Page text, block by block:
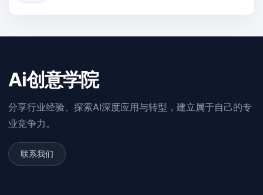
Ai创意学院
分享行业经验、探索AI深度应用与转型，建立属于自己的专
业竞争力。
联系我们